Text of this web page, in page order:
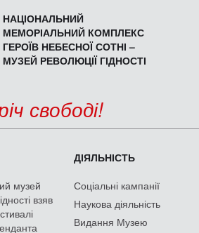
НАЦІОНАЛЬНИЙ
МЕМОРІАЛЬНИЙ КОМПЛЕКС
ГЕРОЇВ НЕБЕСНОЇ СОТНІ –
МУЗЕЙ РЕВОЛЮЦІЇ ГІДНОСТІ
свободі!
музей
взяв
ДІЯЛЬНІСТЬ
Соціальні кампанії
Наукова діяльність
Видання Музею